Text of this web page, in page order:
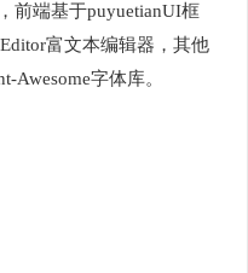
前端基于puyuetianUI框
富文本编辑器，其他
Awesome字体库。